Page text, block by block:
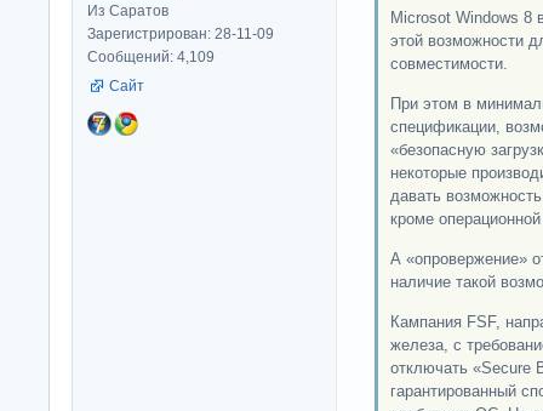
Из Саратов
Зарегистрирован: 28-11-09
Сообщений: 4,109
Сайт
Microsot Windows 8
этой возможности
совместимости.
При этом в
спецификации,
«безопасную
некоторые
давать
кроме
А «опровержение»
наличие такой
Кампания FSF,
железа, с
отключать «Secure
гарантированный